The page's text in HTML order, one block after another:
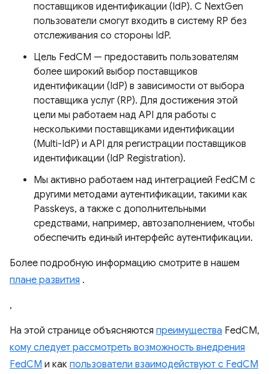
поставщиков идентификации (IdP). С NextGen
пользователи смогут входить в систему RP без
отслеживания со стороны IdP.
Цель FedCM — предоставить пользователям
более широкий выбор поставщиков
идентификации (IdP) в зависимости от выбора
поставщика услуг (RP). Для достижения этой
цели мы работаем над API для работы с
несколькими поставщиками идентификации
(Multi-IdP) и API для регистрации поставщиков
идентификации (IdP Registration).
Мы активно работаем над интеграцией FedCM с
другими методами аутентификации, такими как
Passkeys, а также с дополнительными
средствами, например, автозаполнением, чтобы
обеспечить единый интерфейс аутентификации.
Более подробную информацию смотрите в нашем
плане развития .
,
На этой странице объясняются преимущества FedCM,
кому следует рассмотреть возможность внедрения
FedCM и как пользователи взаимодействуют с FedCM